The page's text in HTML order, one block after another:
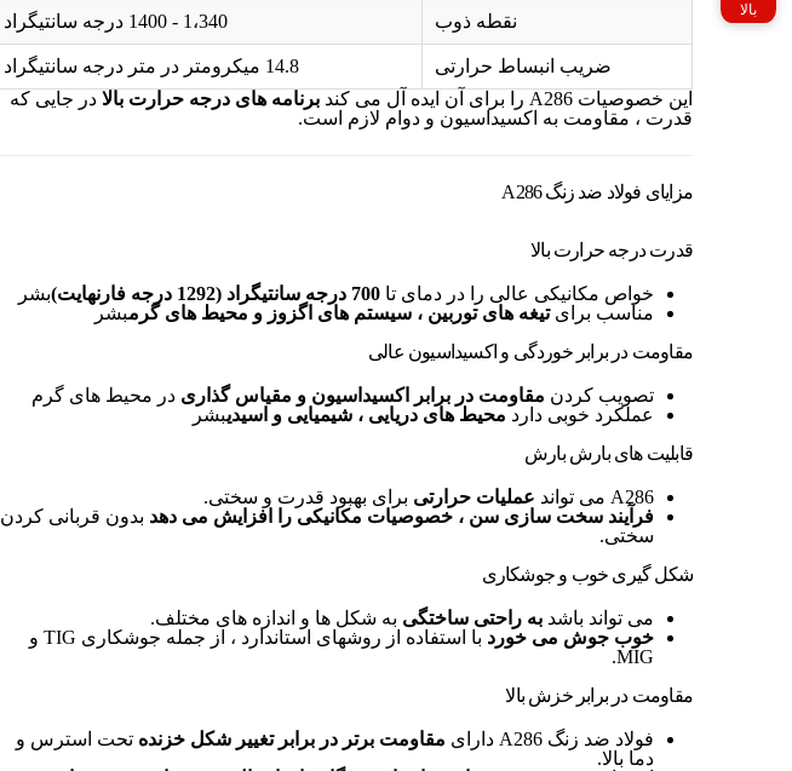
نقطه ذوب 1،340 - 1400 درجه سانتیگراد
ضریب انبساط حرارتی
14.8 میکرومتر در متر درجه سانتیگراد
این خصوصیات A286 را برای آن ایده آل می کند
برنامه های درجه حرارت بالا در جایی که
قدرت ، مقاومت به اکسیداسیون و دوام لازم است.
مزایای فولاد ضد زنگ A286
قدرت درجه حرارت بالا
خواص مکانیکی عالی را در دمای تا 700 درجه سانتیگراد (1292 درجه فارنهایت)
بشر
مناسب برایتیغه های توربین ، سیستم های اگزوز و محیط های گرمبشر
مقاومت در برابر خوردگی و اکسیداسیون عالی
تصویب کردن مقاومت در برابر اکسیداسیون و مقیاس گذاری در محیط های گرم
عملکرد خوبی دارد محیط های دریایی ، شیمیایی و اسیدیبشر
قابلیت های بارش بارش
A286 می تواند عملیات حرارتی برای بهبود قدرت و سختی.
فرآیند سخت سازی سن ، خصوصیات مکانیکی را افزایش می دهد بدون قربانی کردن
سختی.
شکل گیری خوب و جوشکاری
می تواند باشد به راحتی ساختگی به شکل ها و اندازه های مختلف.
خوب جوش می خورد
با استفاده از روشهای استاندارد ، از جمله جوشکاری TIG و
MIG.
مقاومت در برابر خزش بالا
فولاد ضد زنگ A286 دارای مقاومت برتر در برابر تغییر شکل خزنده تحت استرس و
دما بالا.
بالا